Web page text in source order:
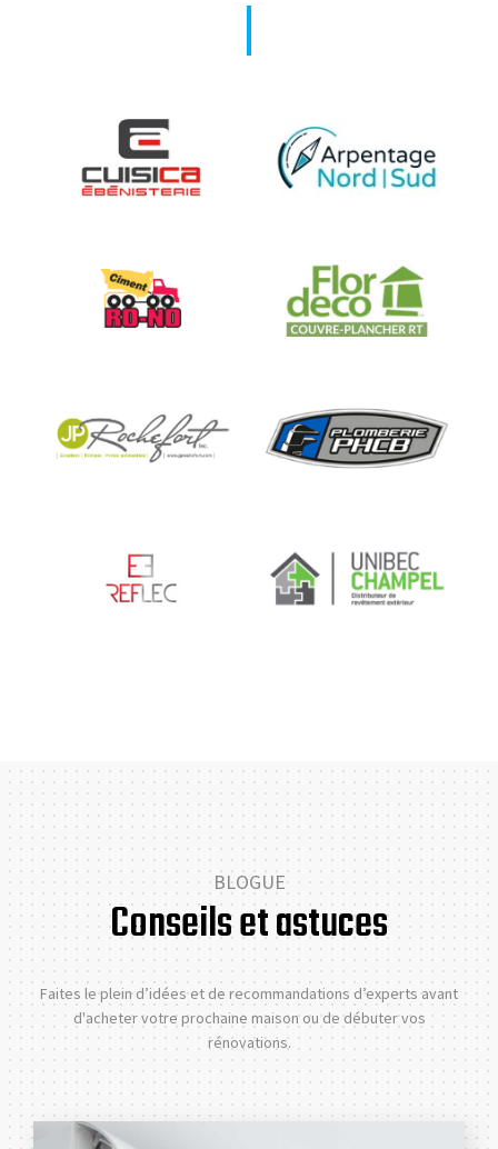
BLOGUE
Conseils et astuces
Faites le plein d’idées et de recommandations d’experts avant
d'acheter votre prochaine maison ou de débuter vos
rénovations.